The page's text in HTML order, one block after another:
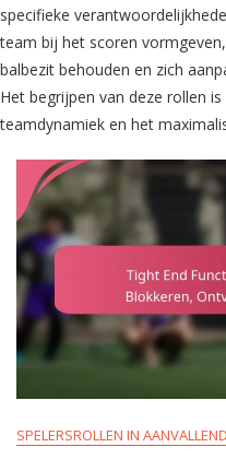
specifieke
team bij het scoren
balbezit behouden en zich
Het begrijpen van deze rollen
teamdynamiek en het
SPELERSROLLEN IN